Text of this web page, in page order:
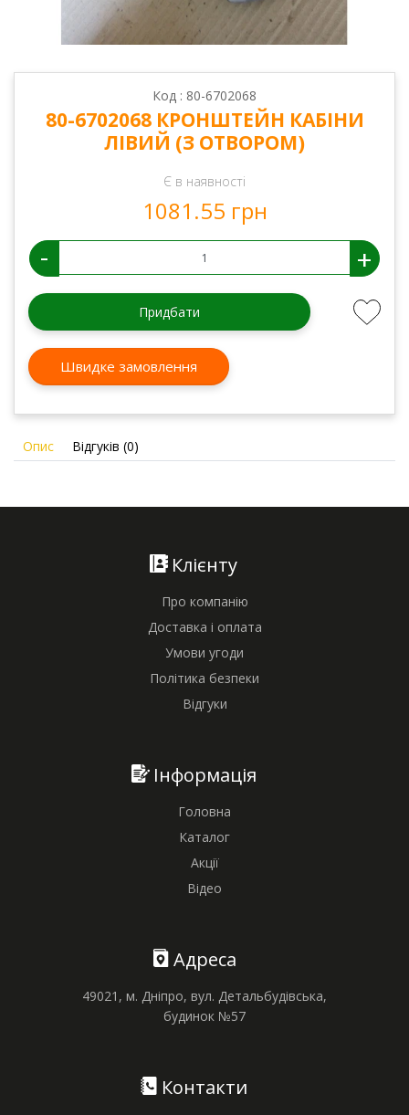
Код : 80-6702068
80-6702068 КРОНШТЕЙН КАБІНИ
ЛІВИЙ (З ОТВОРОМ)
Є в наявності
1081.55 грн
- +
Придбати
Швидке замовлення
Опис Відгуків (0)
Клієнту
Про компанію
Доставка і оплата
Умови угоди
Політика безпеки
Відгуки
Інформація
Головна
Каталог
Акції
Відео
Адреса
49021, м. Дніпро, вул. Детальбудівська,
будинок №57
Контакти